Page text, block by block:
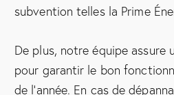
subvention telles la Prime
De plus, notre équipe assure
pour garantir le bon
de l’année. En cas de